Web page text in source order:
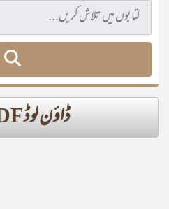
ڈاؤن لوڈ PDF